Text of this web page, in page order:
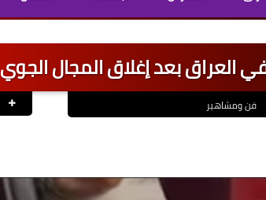
العراق بعد إغلاق المجال الجوي
فن ومشاهير